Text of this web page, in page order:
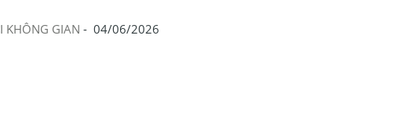
KHÔNG GIAN - 04/06/2026